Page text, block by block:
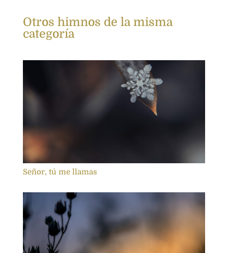
Otros himnos de la misma
categoría
Señor, tú me llamas